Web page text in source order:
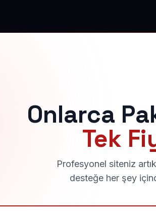
Onlarca
Tek
Profesyonel siteniz
desteğe her şey